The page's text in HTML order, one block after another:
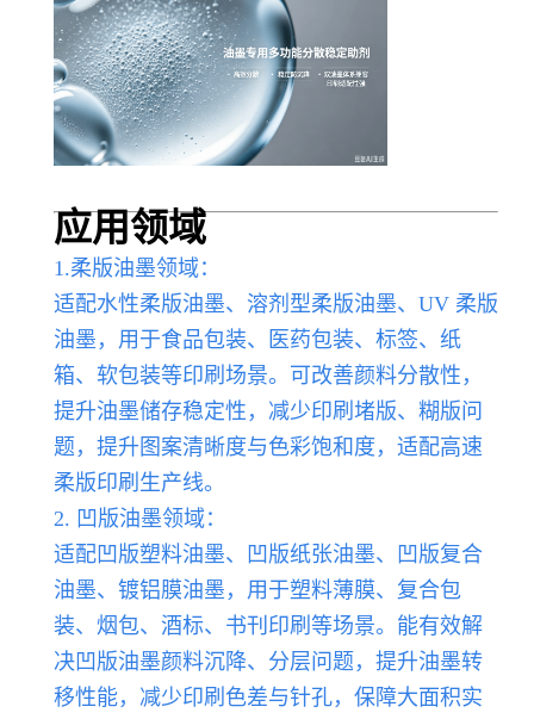
应用领域
1.柔版油墨领域：
适配水性柔版油墨、溶剂型柔版油墨、UV 柔版
油墨，用于食品包装、医药包装、标签、纸
箱、软包装等印刷场景。可改善颜料分散性，
提升油墨储存稳定性，减少印刷堵版、糊版问
题，提升图案清晰度与色彩饱和度，适配高速
柔版印刷生产线。
2. 凹版油墨领域：
适配凹版塑料油墨、凹版纸张油墨、凹版复合
油墨、镀铝膜油墨，用于塑料薄膜、复合包
装、烟包、酒标、书刊印刷等场景。能有效解
决凹版油墨颜料沉降、分层问题，提升油墨转
移性能，减少印刷色差与针孔，保障大面积实